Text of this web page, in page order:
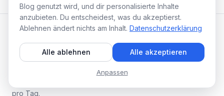
WAALAXY Blog
Praxisnahe Guides, getestete
Strategien, null Konzern-Jargon.
pro Tag.
Blog genutzt wird, und dir personalisierte Inhalte
anzubieten. Du entscheidest, was du akzeptierst.
Ablehnen ändert nichts am Inhalt. Datenschutzerklärung
Alle ablehnen Alle akzeptieren
Anpassen